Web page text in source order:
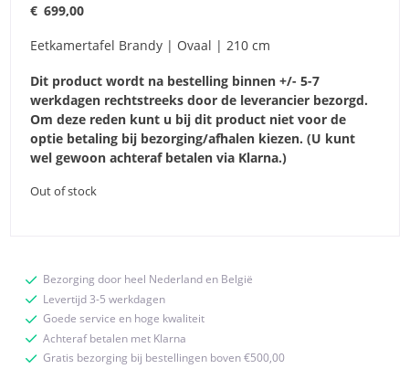
€ 699,00
Eetkamertafel Brandy | Ovaal | 210 cm
Dit product wordt na bestelling binnen +/- 5-7
werkdagen rechtstreeks door de leverancier bezorgd.
Om deze reden kunt u bij dit product niet voor de
optie betaling bij bezorging/afhalen kiezen. (U kunt
wel gewoon achteraf betalen via Klarna.)
Out of stock
Bezorging door heel Nederland en België
Levertijd 3-5 werkdagen
Goede service en hoge kwaliteit
Achteraf betalen met Klarna
Gratis bezorging bij bestellingen boven €500,00